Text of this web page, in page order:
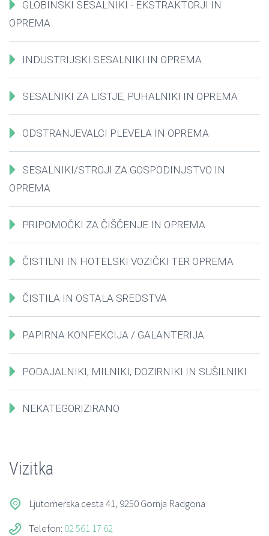
GLOBINSKI SESALNIKI - EKSTRAKTORJI IN
OPREMA
INDUSTRIJSKI SESALNIKI IN OPREMA
SESALNIKI ZA LISTJE, PUHALNIKI IN OPREMA
ODSTRANJEVALCI PLEVELA IN OPREMA
SESALNIKI/STROJI ZA GOSPODINJSTVO IN
OPREMA
PRIPOMOČKI ZA ČIŠČENJE IN OPREMA
ČISTILNI IN HOTELSKI VOZIČKI TER OPREMA
ČISTILA IN OSTALA SREDSTVA
PAPIRNA KONFEKCIJA / GALANTERIJA
PODAJALNIKI, MILNIKI, DOZIRNIKI IN SUŠILNIKI
NEKATEGORIZIRANO
Vizitka
Ljutomerska cesta 41, 9250 Gornja Radgona
Telefon: 02 561 17 62